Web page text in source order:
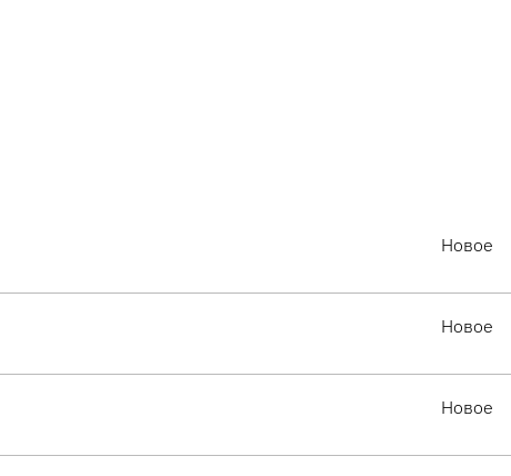
Новое
Новое
Новое